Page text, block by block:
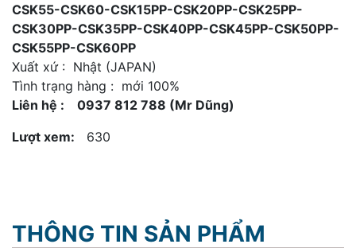
CSK55-CSK60-CSK15PP-CSK20PP-CSK25PP-
CSK30PP-CSK35PP-CSK40PP-CSK45PP-CSK50PP-
CSK55PP-CSK60PP
Xuất xứ : Nhật (JAPAN)
Tình trạng hàng : mới 100%
Liên hệ : 0937 812 788 (Mr Dũng)
Lượt xem:
630
THÔNG TIN SẢN PHẨM